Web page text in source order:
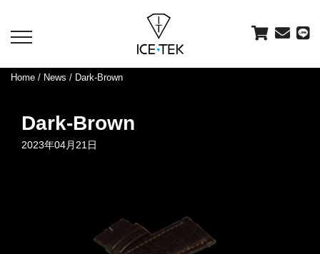
toggle
Home / News / Dark-Brown
Dark-Brown
2023年04月21日